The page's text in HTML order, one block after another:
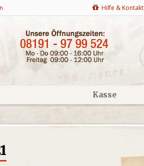
Hilfe & Kontakt
Kasse